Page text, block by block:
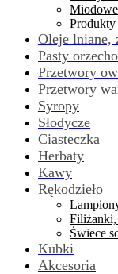
Produkty
Oleje lniane,
Pasty
Przetwory
Przetwory
Syropy
Słodycze
Ciasteczka
Herbaty
Kawy
Rękodzieło
Filiżanki,
Świece
Kubki
Akcesoria